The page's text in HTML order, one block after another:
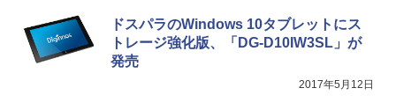
ドスパラのWindows 10タブレットにス
トレージ強化版、「DG-D10IW3SL」が
発売
2017年5月12日